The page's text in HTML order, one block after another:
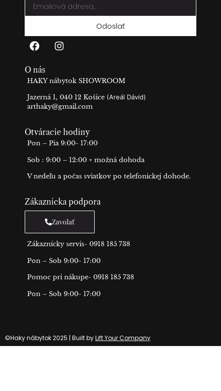
Odoslať
O nás
HAKY nábytok SHOWROOM
Jazerná 1, 040 12 Košice (Areál Dávid)
arthaky@gmail.com
Otváracie hodiny
Pon – Pia 9:00- 17:00
Sob : 9:00 – 12:00 + možná dohoda
V nedeľu a počas sviatkov po telefonickej dohode.
Zákaznícka podpora
Zavolať
Zákaznícky servis- 0918 185 738
Pon – Sob 9:00- 17:00
Pomoc pri nákupe- 0918 185 738
Pon – Sob 9:00- 17:00
©Haky nábytok 2025 | Built byLift Your Company